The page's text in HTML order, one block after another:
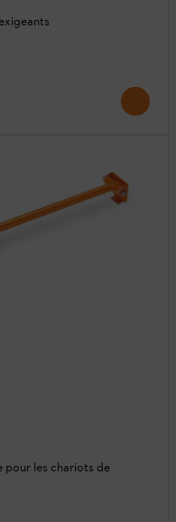
pour les chariots de